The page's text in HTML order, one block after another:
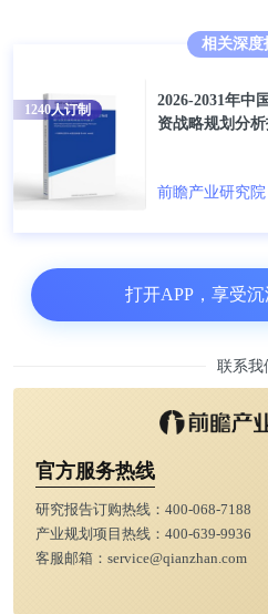
注：截至2022年12月8日，
炎防控方案仅出台至第九版
更多本行业研究分析详见
2027年中国肺炎疫苗行业
业研究、政策研究、产业链
划、园区规划、产业招商
业务与技术撰写、IPO工作
相关深度
2026-2031年中国
资战略规划分
前瞻产业研究院
1240人订制
打开APP，享受
联系我
官方服务热线
研究报告订购热线： 400-068-7188
产业规划项目热线： 400-639-9936
客服邮箱： service@qianzhan.com